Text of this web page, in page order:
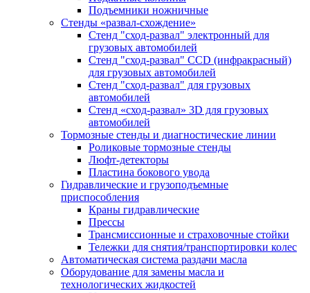
Подъемники ножничные
Стенды «развал-схождение»
Стенд "сход-развал" электронный для
грузовых автомобилей
Стенд "сход-развал" CCD (инфракрасный)
для грузовых автомобилей
Стенд "сход-развал" для грузовых
автомобилей
Стенд «сход-развал» 3D для грузовых
автомобилей
Тормозные стенды и диагностические линии
Роликовые тормозные стенды
Люфт-детекторы
Пластина бокового увода
Гидравлические и грузоподъемные
приспособления
Краны гидравлические
Прессы
Трансмиссионные и страховочные стойки
Тележки для снятия/транспортировки колес
Автоматическая система раздачи масла
Оборудование для замены масла и
технологических жидкостей